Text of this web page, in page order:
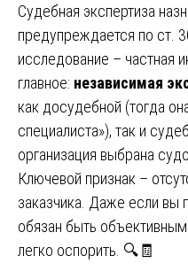
Судебная экспертиза
предупреждается по ст.
исследование – частная
главное: независимая
как досудебной (тогда
специалиста»), так и
организация выбрана
Ключевой признак –
заказчика. Даже если вы
обязан быть
легко оспорить. 🔍🧾